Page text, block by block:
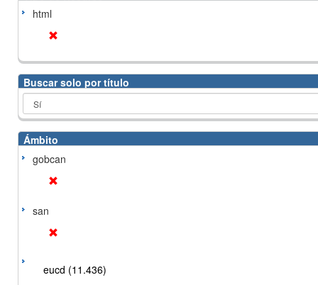
html
Buscar solo por título
Ámbito
gobcan
san
eucd (11.436)